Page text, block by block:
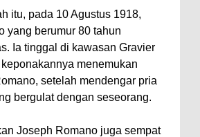
itu, pada 10 Agustus 1918,
yang berumur 80 tahun
Ia tinggal di kawasan Gravier
menemukan
setelah mendengar pria
bergulat dengan seseorang.
Joseph Romano juga sempat